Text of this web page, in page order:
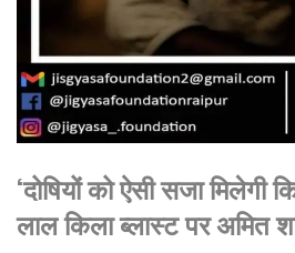
‘दोषियों को ऐसी सजा मिलेगी
लाल किला ब्लास्ट पर अमित